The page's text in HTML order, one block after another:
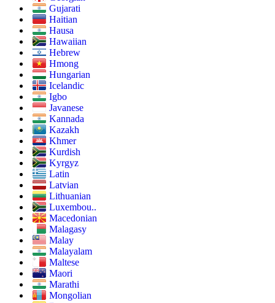
Gujarati
Haitian
Hausa
Hawaiian
Hebrew
Hmong
Hungarian
Icelandic
Igbo
Javanese
Kannada
Kazakh
Khmer
Kurdish
Kyrgyz
Latin
Latvian
Lithuanian
Luxembou..
Macedonian
Malagasy
Malay
Malayalam
Maltese
Maori
Marathi
Mongolian